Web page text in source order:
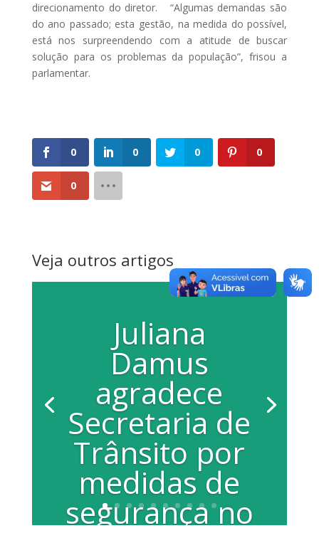
direcionamento do diretor. “Algumas demandas são
do ano passado; esta gestão, na medida do possível,
está nos surpreendendo com a atitude de buscar
solução para os problemas da população”, frisou a
parlamentar.
0 0 0 0
0
Veja outros artigos
Juliana
Damus
agradece
Secretaria de
Trânsito por
medidas de
segurança no